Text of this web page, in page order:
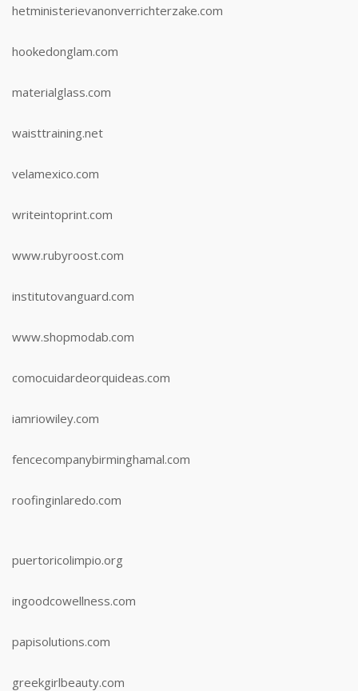
hetministerievanonverrichterzake.com
hookedonglam.com
materialglass.com
waisttraining.net
velamexico.com
writeintoprint.com
www.rubyroost.com
institutovanguard.com
www.shopmodab.com
comocuidardeorquideas.com
iamriowiley.com
fencecompanybirminghamal.com
roofinginlaredo.com
puertoricolimpio.org
ingoodcowellness.com
papisolutions.com
greekgirlbeauty.com